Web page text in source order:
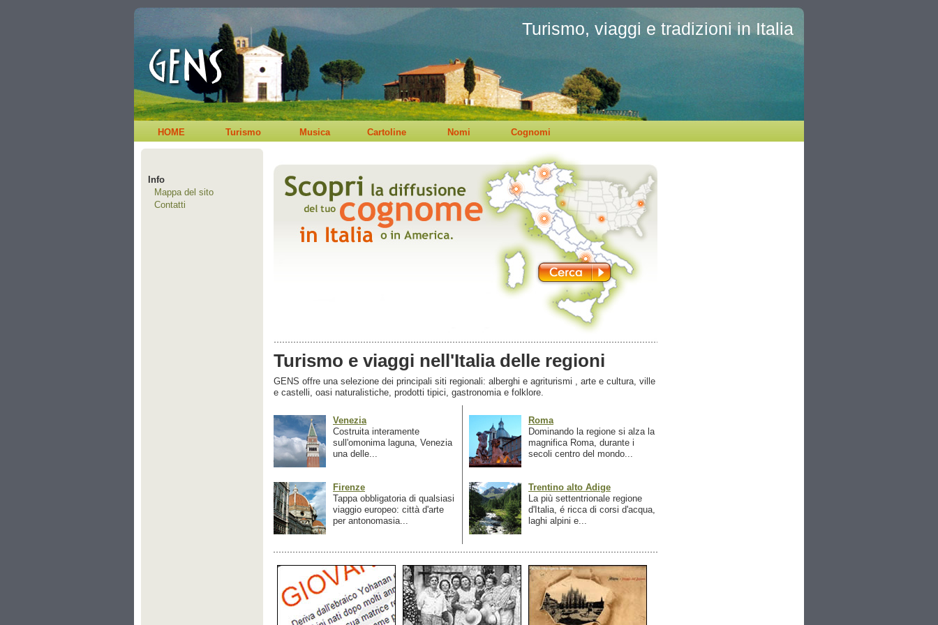
Turismo, viaggi e tradizioni in Italia
HOME Turismo Musica Cartoline Nomi Cognomi
Info
Mappa del sito
Contatti
Turismo e viaggi nell'Italia delle regioni
GENS offre una selezione dei principali siti regionali: alberghi e agriturismi , arte e cultura, ville
e castelli, oasi naturalistiche, prodotti tipici, gastronomia e folklore.
Venezia
Costruita interamente
sull'omonima laguna, Venezia
una delle...
Firenze
Tappa obbligatoria di qualsiasi
viaggio europeo: città d'arte
per antonomasia...
Roma
Dominando la regione si alza la
magnifica Roma, durante i
secoli centro del mondo...
Trentino alto Adige
La più settentrionale regione
d'Italia, é ricca di corsi d'acqua,
laghi alpini e...